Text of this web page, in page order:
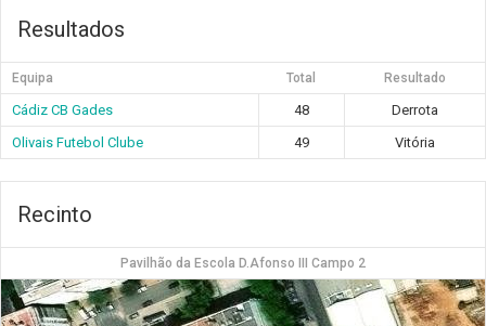
Resultados
Equipa Total Resultado
Cádiz CB Gades 48
Derrota
Olivais Futebol Clube
49 Vitória
Recinto
Pavilhão da Escola D.Afonso III Campo 2